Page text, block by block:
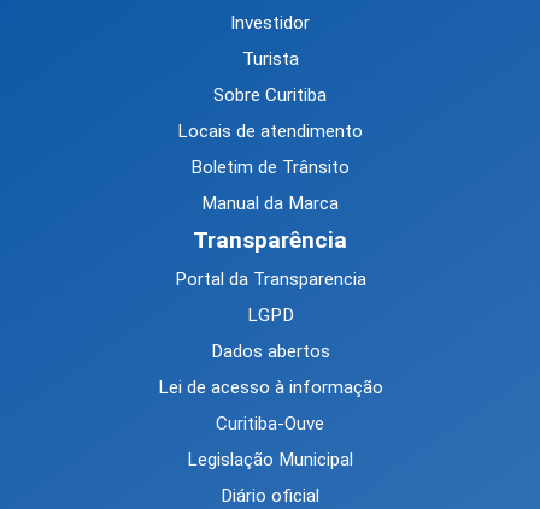
Investidor
Turista
Sobre Curitiba
Locais de atendimento
Boletim de Trânsito
Manual da Marca
Transparência
Portal da Transparencia
LGPD
Dados abertos
Lei de acesso à informação
Curitiba-Ouve
Legislação Municipal
Diário oficial